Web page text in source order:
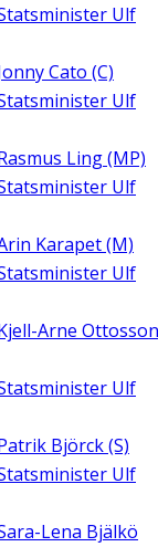
Ulf
Cato (C)
Ulf
Ling (MP)
Ulf
Karapet (M)
Ulf
Arne Ottosson
Ulf
Björck (S)
Ulf
Lena Bjälkö